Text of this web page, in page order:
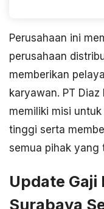
Perusahaan ini
perusahaan
memberikan
karyawan. PT
memiliki misi
tinggi serta
semua pihak yang
Update Gaji
Surabaya